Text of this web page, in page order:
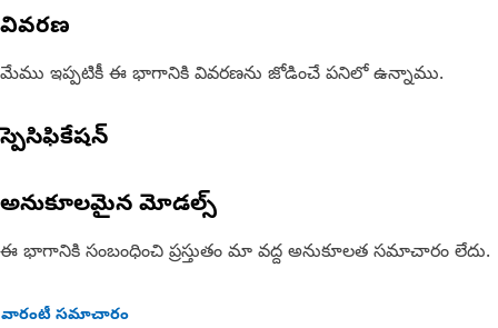
వివరణ
మేము ఇప్పటికీ ఈ భాగానికి వివరణను జోడించే పనిలో ఉన్నాము.
స్పెసిఫికేషన్
అనుకూలమైన మోడల్స్
ఈ భాగానికి సంబంధించి ప్రస్తుతం మా వద్ద అనుకూలత సమాచారం లేదు.
వారంటీ సమాచారం